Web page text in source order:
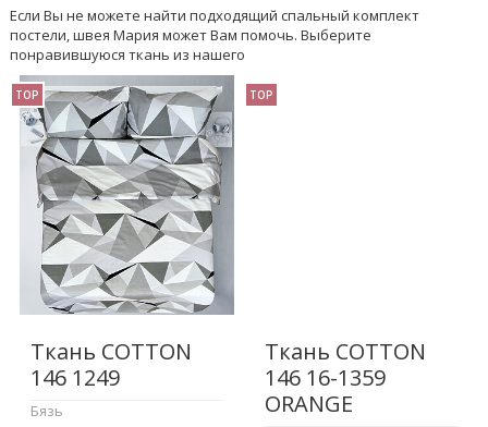
Если Вы не можете найти подходящий спальный комплект
постели, швея Мария может Вам помочь. Выберите
понравившуюся ткань из нашего
TOP
Ткань COTTON
146 1249
Бязь
TOP
Ткань COTTON
146 16-1359
ORANGE